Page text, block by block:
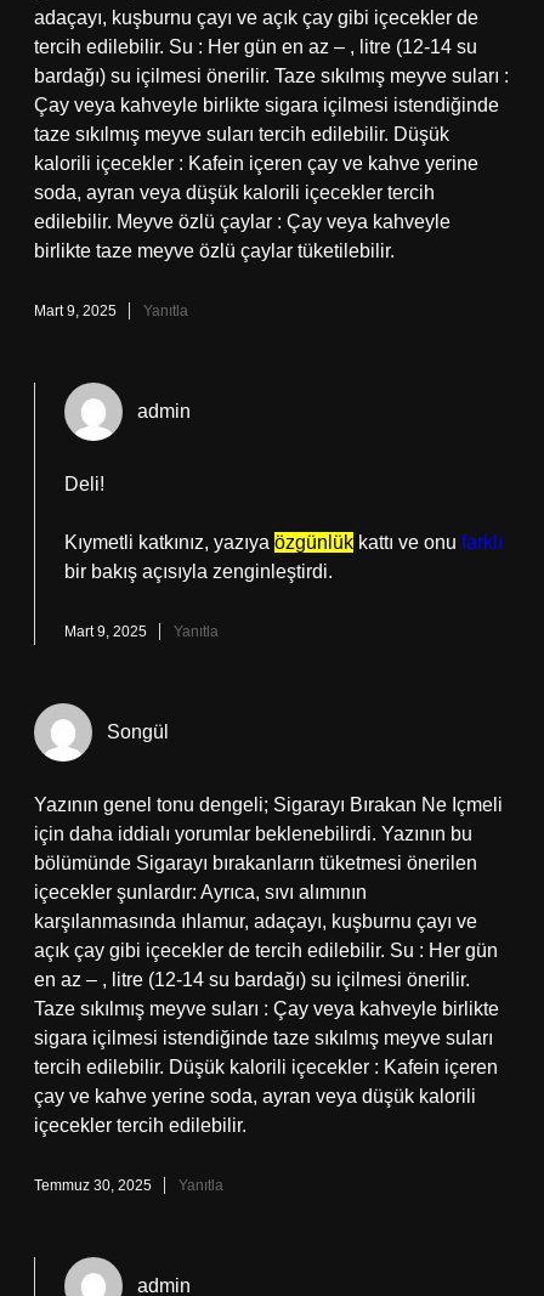
adaçayı, kuşburnu çayı ve açık çay gibi içecekler de
tercih edilebilir. Su : Her gün en az – , litre (12-14 su
bardağı) su içilmesi önerilir. Taze sıkılmış meyve suları :
Çay veya kahveyle birlikte sigara içilmesi istendiğinde
taze sıkılmış meyve suları tercih edilebilir. Düşük
kalorili içecekler : Kafein içeren çay ve kahve yerine
soda, ayran veya düşük kalorili içecekler tercih
edilebilir. Meyve özlü çaylar : Çay veya kahveyle
birlikte taze meyve özlü çaylar tüketilebilir.
Mart 9, 2025 Yanıtla
admin
Deli!
Kıymetli katkınız, yazıya özgünlük kattı ve onu farklı
bir bakış açısıyla zenginleştirdi.
Mart 9, 2025 Yanıtla
Songül
Yazının genel tonu dengeli; Sigarayı Bırakan Ne Içmeli
için daha iddialı yorumlar beklenebilirdi. Yazının bu
bölümünde Sigarayı bırakanların tüketmesi önerilen
içecekler şunlardır: Ayrıca, sıvı alımının
karşılanmasında ıhlamur, adaçayı, kuşburnu çayı ve
açık çay gibi içecekler de tercih edilebilir. Su : Her gün
en az – , litre (12-14 su bardağı) su içilmesi önerilir.
Taze sıkılmış meyve suları : Çay veya kahveyle birlikte
sigara içilmesi istendiğinde taze sıkılmış meyve suları
tercih edilebilir. Düşük kalorili içecekler : Kafein içeren
çay ve kahve yerine soda, ayran veya düşük kalorili
içecekler tercih edilebilir.
Temmuz 30, 2025 Yanıtla
admin